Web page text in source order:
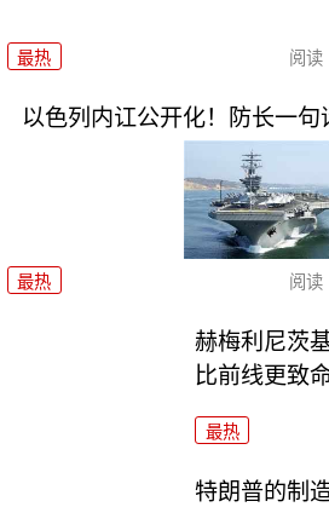
最热 阅读
以色列内讧公开化！防长一句
最热 阅读
赫梅利尼茨
比前线更致
最热
特朗普的制